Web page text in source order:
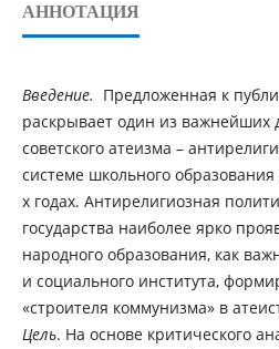
АННОТАЦИЯ
Введение. Предложенная к
раскрывает один из важнейших
советского атеизма –
системе школьного образования
х годах. Антирелигиозная
государства наиболее ярко
народного образования, как
и социального института,
«строителя коммунизма» в
Цель. На основе критического